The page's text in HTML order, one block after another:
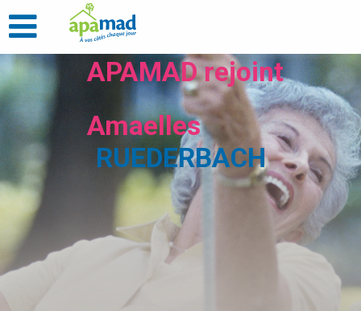
APAMAD rejoint
Amaelles
RUEDERBACH